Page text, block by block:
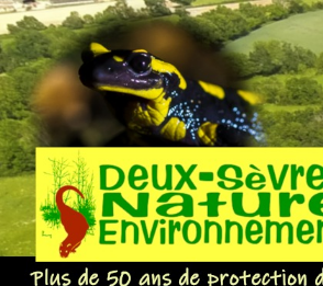
Skip
to
content